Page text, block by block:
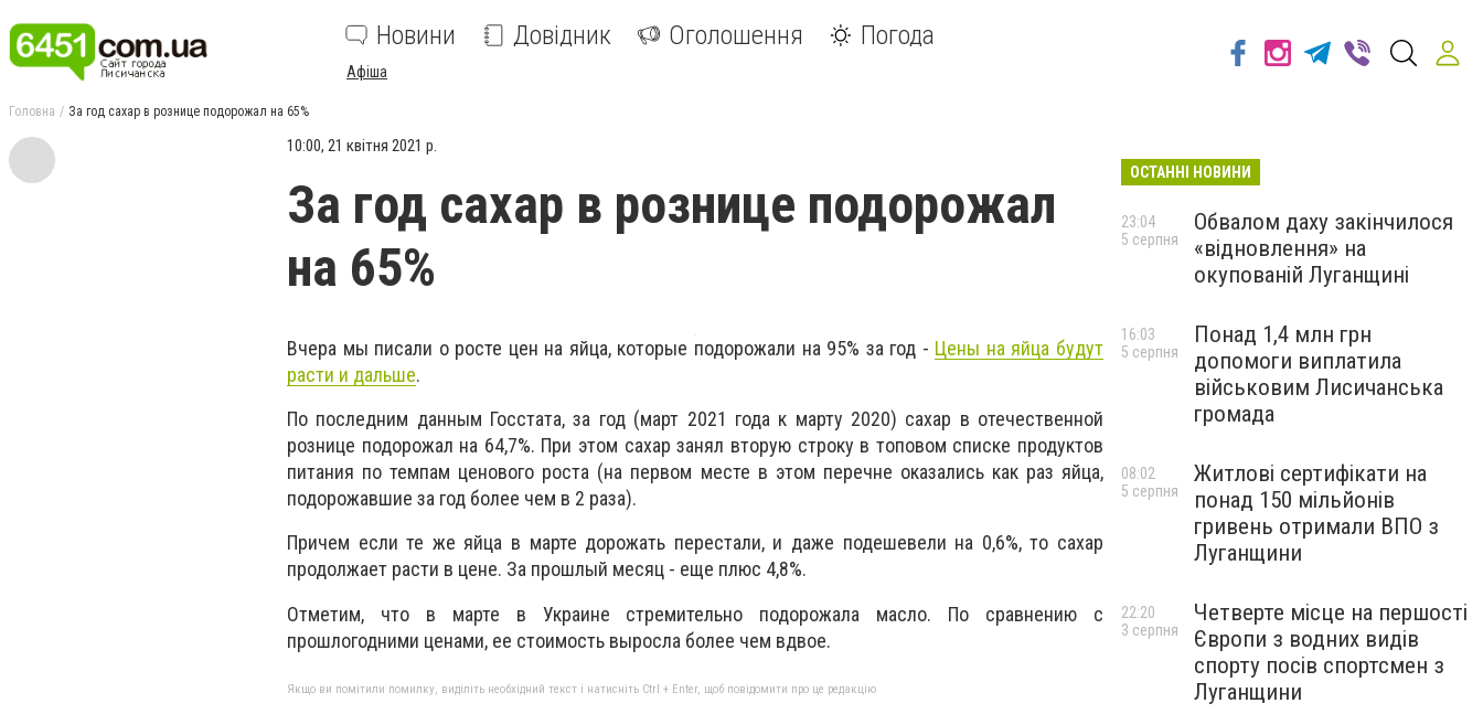
Новини Довідник Оголошення Погода
Афіша
Головна За год сахар в рознице подорожал на 65%
10:00, 21 квітня 2021 р.
За год сахар в рознице подорожал
на 65%
Вчера мы писали о росте цен на яйца, которые подорожали на 95% за год - Цены на яйца будут
расти и дальше.
По последним данным Госстата, за год (март 2021 года к марту 2020) сахар в отечественной
рознице подорожал на 64,7%. При этом сахар занял вторую строку в топовом списке продуктов
питания по темпам ценового роста (на первом месте в этом перечне оказались как раз яйца,
подорожавшие за год более чем в 2 раза).
Причем если те же яйца в марте дорожать перестали, и даже подешевели на 0,6%, то сахар
продолжает расти в цене. За прошлый месяц - еще плюс 4,8%.
Отметим, что в марте в Украине стремительно подорожала масло. По сравнению с
прошлогодними ценами, ее стоимость выросла более чем вдвое.
Якщо ви помітили помилку, виділіть необхідний текст і натисніть Ctrl + Enter, щоб повідомити про це редакцію
ОСТАННІ НОВИНИ
Обвалом даху закінчилося
«відновлення» на
окупованій Луганщині
23:04
5 серпня
Понад 1,4 млн грн
допомоги виплатила
військовим Лисичанська
громада
16:03
5 серпня
Житлові сертифікати на
понад 150 мільйонів
гривень отримали ВПО з
Луганщини
08:02
5 серпня
Четверте місце на першості
Європи з водних видів
спорту посів спортсмен з
Луганщини
22:20
3 серпня